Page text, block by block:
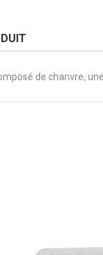
de chanvre,